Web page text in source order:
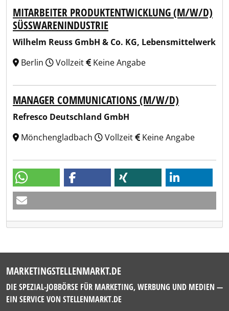
MITARBEITER PRODUKTENTWICKLUNG (M/W/D)
SÜSSWARENINDUSTRIE
Wilhelm Reuss GmbH & Co. KG, Lebensmittelwerk
Berlin
Vollzeit Keine Angabe
MANAGER COMMUNICATIONS (M/W/D)
Refresco Deutschland GmbH
Mönchengladbach
Vollzeit Keine Angabe
MARKETINGSTELLENMARKT.DE
DIE SPEZIAL-JOBBÖRSE FÜR MARKETING, WERBUNG UND MEDIEN —
EIN SERVICE VON STELLENMARKT.DE